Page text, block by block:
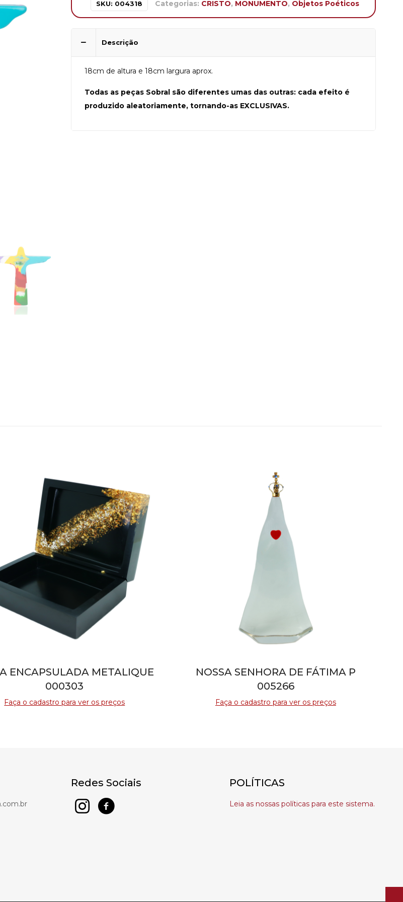
SKU: 004318 Categorias: CRISTO, MONUMENTO, Objetos Poéticos
Descrição
18cm de altura e 18cm largura aprox.
Todas as peças Sobral são diferentes umas das outras: cada efeito é
produzido aleatoriamente, tornando-as EXCLUSIVAS.
ENCAPSULADA METALIQUE
000303
Faça o cadastro para ver os preços
NOSSA SENHORA DE FÁTIMA P
005266
Faça o cadastro para ver os preços
Redes Sociais POLÍTICAS
Leia as nossas políticas para este sistema.